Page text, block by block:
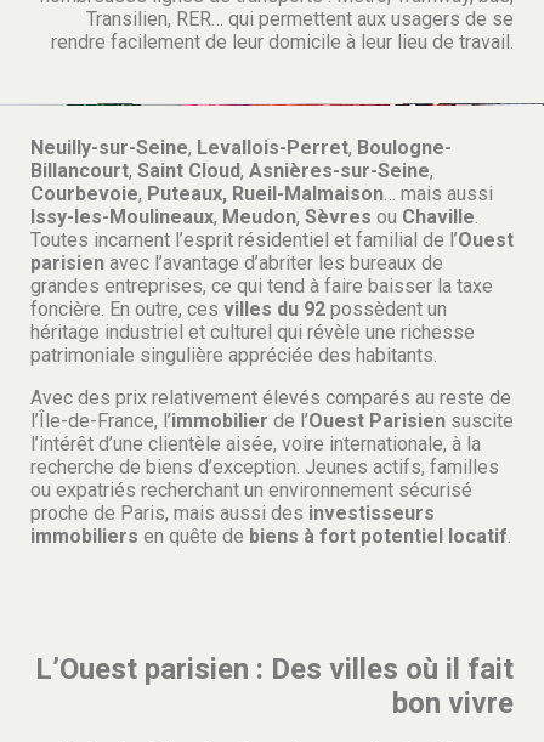
Transilien, RER… qui permettent aux usagers de se
rendre facilement de leur domicile à leur lieu de travail.
Neuilly-sur-Seine, Levallois-Perret, Boulogne-
Billancourt, Saint Cloud, Asnières-sur-Seine,
Courbevoie, Puteaux, Rueil-Malmaison… mais aussi
Issy-les-Moulineaux, Meudon, Sèvres ou Chaville.
Toutes incarnent l’esprit résidentiel et familial de l’Ouest
parisien avec l’avantage d’abriter les bureaux de
grandes entreprises, ce qui tend à faire baisser la taxe
foncière. En outre, ces villes du 92 possèdent un
héritage industriel et culturel qui révèle une richesse
patrimoniale singulière appréciée des habitants.
Avec des prix relativement élevés comparés au reste de
l’Île-de-France, l’immobilier de l’Ouest Parisien suscite
l’intérêt d’une clientèle aisée, voire internationale, à la
recherche de biens d’exception. Jeunes actifs, familles
ou expatriés recherchant un environnement sécurisé
proche de Paris, mais aussi des investisseurs
immobiliers en quête de biens à fort potentiel locatif.
L’Ouest parisien : Des villes où il fait
bon vivre